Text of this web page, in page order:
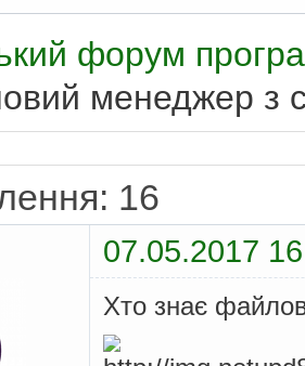
форум
менеджер з
16
07.05.2017
Хто знає